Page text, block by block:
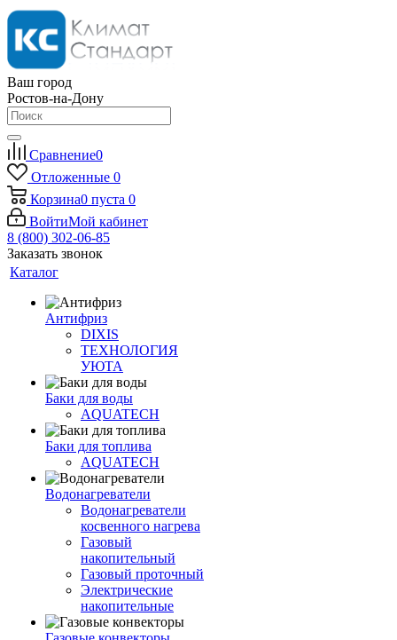
Ваш город
Ростов-на-Дону
Сравнение0
Отложенные 0
Корзина0 пуста 0
ВойтиМой кабинет
8 (800) 302-06-85
Заказать звонок
Каталог
Антифриз
DIXIS
ТЕХНОЛОГИЯ
УЮТА
Баки для воды
AQUATECH
Баки для топлива
AQUATECH
Водонагреватели
Водонагреватели
косвенного нагрева
Газовый
накопительный
Газовый проточный
Электрические
накопительные